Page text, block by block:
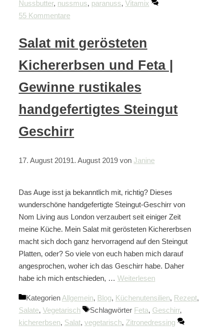
Nussbutter, nussmus, paranuss, Vitamix
55 Kommentare
Salat mit gerösteten
Kichererbsen und Feta |
Gewinne rustikales
handgefertigtes Steingut
Geschirr
17. August 20191. August 2019 von Janine
Das Auge isst ja bekanntlich mit, richtig? Dieses
wunderschöne handgefertigte Steingut-Geschirr von
Nom Living aus London verzaubert seit einiger Zeit
meine Küche. Mein Salat mit gerösteten Kichererbsen
macht sich doch ganz hervorragend auf den Steingut
Platten, oder? So viele von euch haben mich darauf
angesprochen, woher ich das Geschirr habe. Daher
habe ich mich entschieden, … Weiterlesen
Kategorien Allgemein, Blog, Küchenutensilien, Rezept,
Salate, Vegetarisch Schlagwörter Feta, Geschirr,
kichererbsen, Salat, vegetarisch, Zitronedressing